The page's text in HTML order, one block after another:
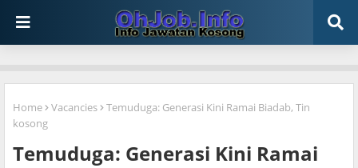
Home Vacancies
Temuduga: Generasi Kini Ramai Biadab, Tin
kosong
Temuduga: Generasi Kini Ramai